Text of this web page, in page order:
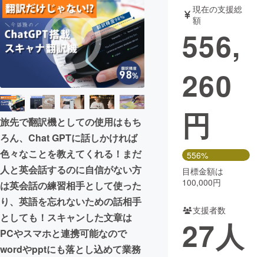
アート・写真 音楽
テクノロジー・ガジェット ゲーム・サ
映像・映画
ビジネス・起業
まちづくり・地域活性化
CAMPFIRE for Social Good
CAMPFIRE Creation
CAMPFIREふるさと納税machi-ya コミュニティ
旅先で翻訳機としての使用はもち
ろん、Chat GPTに話しかければ
色々なことを教えてくれる！まだ
人と英会話するのに自信がない方
は英会話の練習相手として使った
り、英語を忘れないための話相手
としても！スキャンした文章は
PCやスマホと連携可能なので
wordやpptにも落とし込めて業務
現在の支援総
額
556,
260
円
556%
目標金額は
100,000円
支援者数
27人